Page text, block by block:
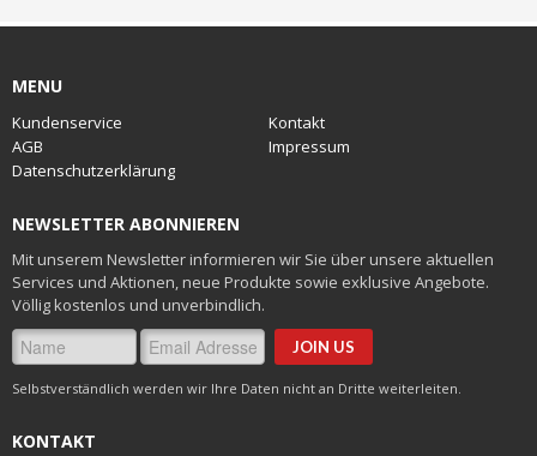
MENU
Kundenservice
Kontakt
AGB
Impressum
Datenschutzerklärung
NEWSLETTER ABONNIEREN
Mit unserem Newsletter informieren wir Sie über unsere aktuellen
Services und Aktionen, neue Produkte sowie exklusive Angebote.
Völlig kostenlos und unverbindlich.
Selbstverständlich werden wir Ihre Daten nicht an Dritte weiterleiten.
KONTAKT